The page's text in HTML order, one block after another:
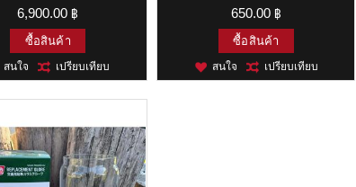
6,900.00 ฿
ซื้อสินค้า
สนใจ เปรียบเทียบ
650.00 ฿
ซื้อสินค้า
สนใจ เปรียบเทียบ